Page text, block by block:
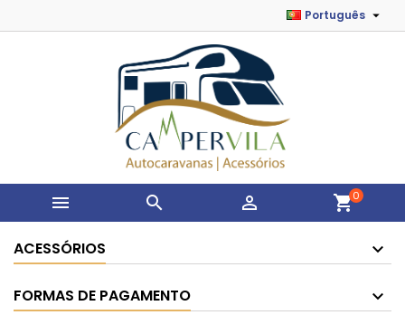
Português 
   shopping_cart0
ACESSÓRIOS
FORMAS DE PAGAMENTO